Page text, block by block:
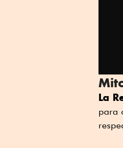
La
para